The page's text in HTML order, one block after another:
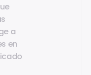
a
en